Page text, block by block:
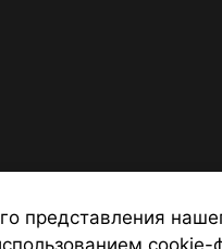
представления
cookie-